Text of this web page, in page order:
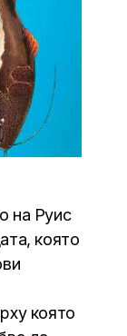
на Руис
която
която